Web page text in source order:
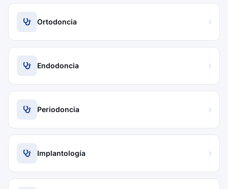
Ortodoncia
Endodoncia
Periodoncia
Implantología